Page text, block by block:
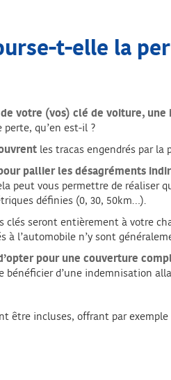
t-elle la
votre (vos) clé de voiture,
perte, qu’en est-il ?
les tracas engendrés par la
pallier les désagréments
peut vous permettre de réaliser
définies (0, 30, 50km…).
clés seront entièrement à votre
l’automobile n’y sont
pour une couverture
d’une indemnisation
être incluses, offrant par